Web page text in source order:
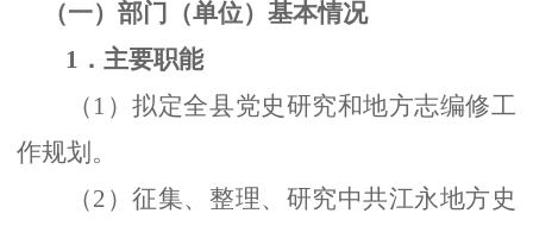
（一）部门（单位）基本情况
1．主要职能
（ 1）拟定全县党史研究和地方志编修工
作规划。
（2）征集、整理、研究中共江永地方史